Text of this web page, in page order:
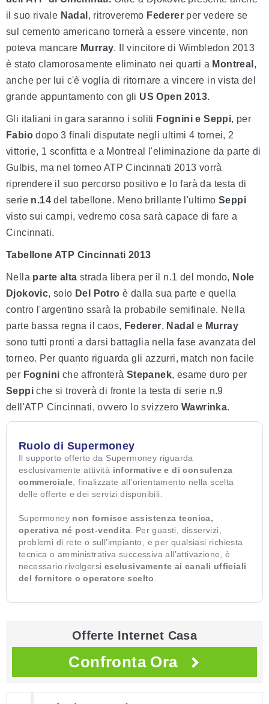
il suo rivale Nadal , ritroveremo Federer per vedere se
sul cemento americano tornerà a essere vincente, non
poteva mancare Murray. Il vincitore di Wimbledon 2013
è stato clamorosamente eliminato nei quarti a Montreal ,
anche per lui c'è voglia di ritornare a vincere in vista del
grande appuntamento con gli US Open 2013.
Gli italiani in gara saranno i soliti Fognini e Seppi, per
Fabio dopo 3 finali disputate negli ultimi 4 tornei, 2
vittorie, 1 sconfitta e a Montreal l'eliminazione da parte di
Gulbis, ma nel torneo ATP Cincinnati 2013 vorrà
riprendere il suo percorso positivo e lo farà da testa di
serie n.14 del tabellone. Meno brillante l'ultimoSeppi
visto sui campi, vedremo cosa sarà capace di fare a
Cincinnati.
Tabellone ATP Cincinnati 2013
Nella parte alta strada libera per il n.1 del mondo, Nole
Djokovic, solo Del Potro è dalla sua parte e quella
contro l'argentino ssarà la probabile semifinale. Nella
parte bassa regna il caos, Federer, Nadal e Murray
sono tutti pronti a darsi battaglia nella fase avanzata del
torneo. Per quanto riguarda gli azzurri, match non facile
per Fognini che affronterà Stepanek, esame duro per
Seppi che si troverà di fronte la testa di serie n.9
dell'ATP Cincinnati, ovvero lo svizzero Wawrinka.
Ruolo di Supermoney
Il supporto offerto da Supermoney riguarda
esclusivamente attività informative e di consulenza
commerciale , finalizzate all’orientamento nella scelta
delle offerte e dei servizi disponibili.
Supermoney non fornisce assistenza tecnica,
operativa né post-vendita . Per guasti, disservizi,
problemi di rete o sull’impianto, e per qualsiasi richiesta
tecnica o amministrativa successiva all’attivazione, è
necessario rivolgersi esclusivamente ai canali ufficiali
del fornitore o operatore scelto
Offerte Internet Casa
Confronta Ora